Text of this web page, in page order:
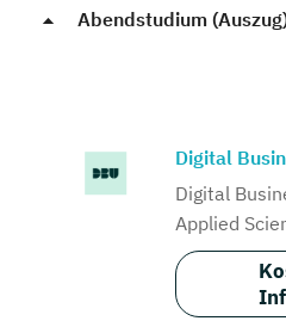
Abendstudium
Digital
Digital
Applied